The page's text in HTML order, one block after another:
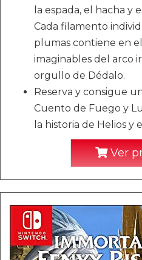
la espada, el hacha y
Cada filamento
plumas contiene en
imaginables del arco
orgullo de Dédalo.
Reserva y consigue
Cuento de Fuego y
la historia de Helios y
Ver